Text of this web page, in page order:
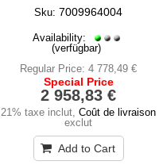
Sku: 7009964004
Availability:
(verfügbar)
Regular Price: 4 778,49 €
Special Price
2 958,83 €
21% taxe inclut,Coût de livraison
exclut
Add to Cart